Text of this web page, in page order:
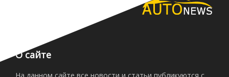
О сайте